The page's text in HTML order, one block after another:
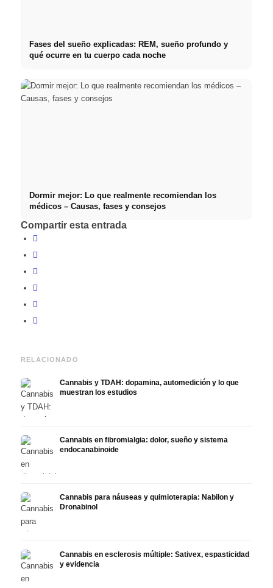
Fases del sueño explicadas: REM, sueño profundo y
qué ocurre en tu cuerpo cada noche
Dormir mejor: Lo que realmente recomiendan los
médicos – Causas, fases y consejos
Compartir esta entrada
RELACIONADO
Cannabis y TDAH: dopamina, automedición y lo que
muestran los estudios
Cannabis en fibromialgia: dolor, sueño y sistema
endocanabinoide
Cannabis para náuseas y quimioterapia: Nabilon y
Dronabinol
Cannabis en esclerosis múltiple: Sativex, espasticidad
y evidencia